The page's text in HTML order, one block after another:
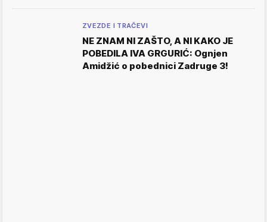
ZVEZDE I TRAČEVI
NE ZNAM NI ZAŠTO, A NI KAKO JE
POBEDILA IVA GRGURIĆ: Ognjen
Amidžić o pobednici Zadruge 3!